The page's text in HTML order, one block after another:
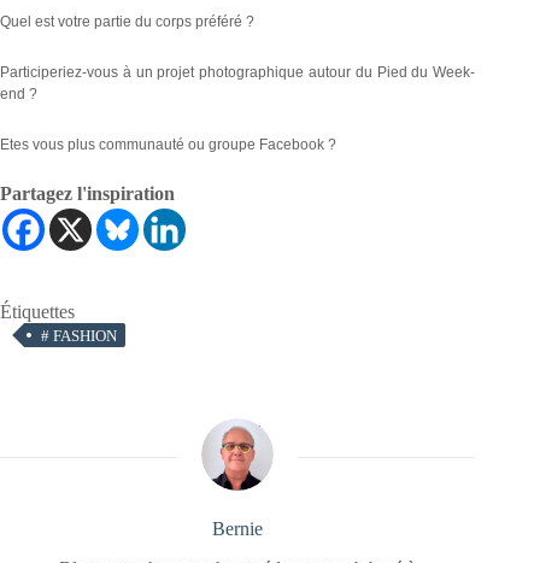
Quel est votre partie du corps préféré ?
Participeriez-vous à un projet photographique autour du Pied du Week-
end ?
Etes vous plus communauté ou groupe Facebook ?
Partagez l'inspiration
Étiquettes
# FASHION
Bernie